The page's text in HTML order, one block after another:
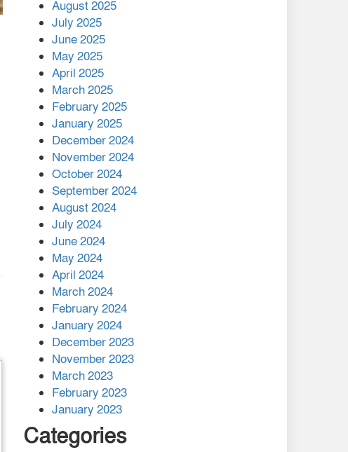
মোকাবিলায় সহায়তার আশ্বাস
এক বিলিয়ন ডলার বিনিয়োগ
হবে আনোয়ারায়
বান্দরবানে বন্যায় ক্ষতিগ্রস্তদের
মাঝে সহায়তা দিলেন সাচিং প্রু
জেরী
August 2025
July 2025
June 2025
May 2025
April 2025
March 2025
February 2025
January 2025
December 2024
November 2024
October 2024
September 2024
August 2024
July 2024
June 2024
May 2024
April 2024
March 2024
February 2024
January 2024
December 2023
November 2023
March 2023
February 2023
January 2023
Categories